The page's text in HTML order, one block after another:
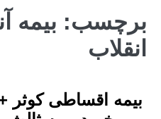
برچسب: بیمه
انقلاب
بیمه اقساطی کوثر